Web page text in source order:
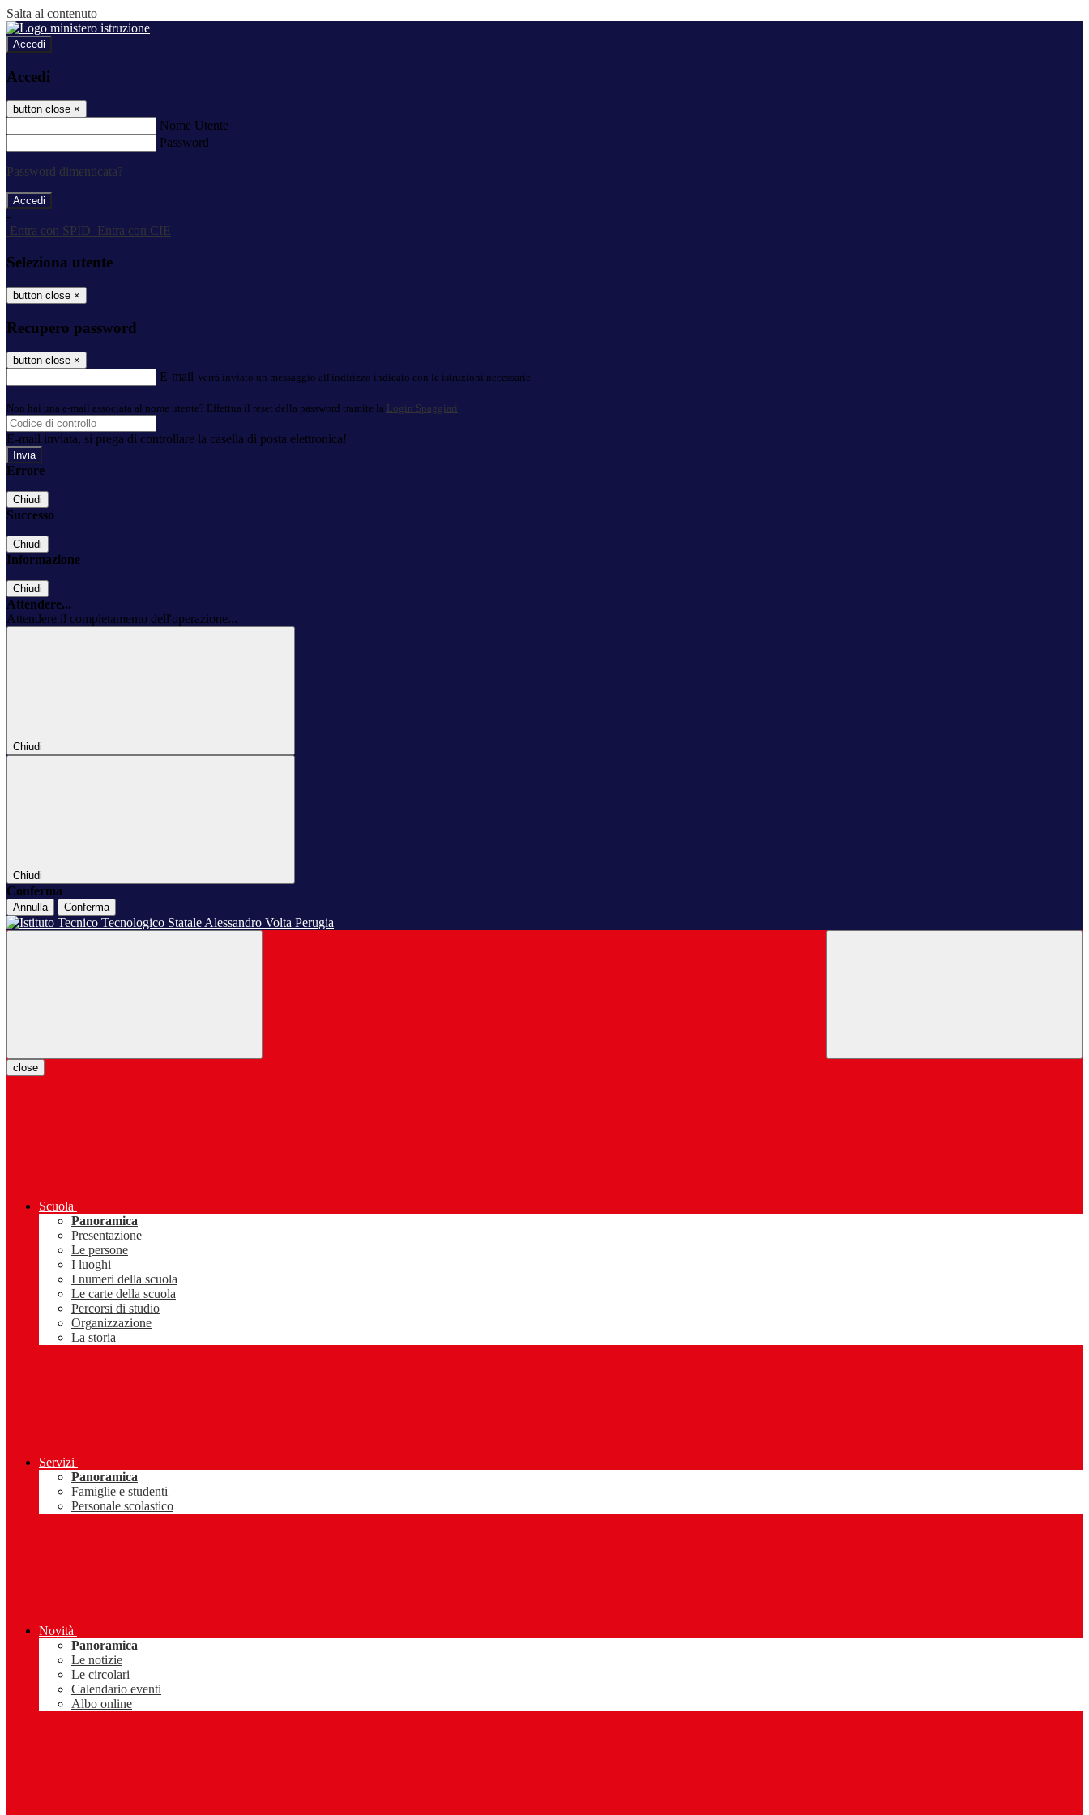
Salta al contenuto
Accedi
Accedi
button close ×
Nome Utente
Password
Password dimenticata?
-
Entra con SPID
Entra con CIE
Seleziona utente
button close ×
Recupero password
button close ×
E-mail Verrà inviato un messaggio all'indirizzo indicato con le istruzioni necessarie.
Non hai una e-mail associata al nome utente? Effettua il reset della password tramite la Login Spaggiari
E-mail inviata, si prega di controllare la casella di posta elettronica!
Errore
Chiudi
Successo
Chiudi
Informazione
Chiudi
Attendere...
Attendere il completamento dell'operazione...
Chiudi
Chiudi
Conferma
Annulla Conferma
close
Scuola
Panoramica
Presentazione
Le persone
I luoghi
I numeri della scuola
Le carte della scuola
Percorsi di studio
Organizzazione
La storia
Servizi
Panoramica
Famiglie e studenti
Personale scolastico
Novità
Panoramica
Le notizie
Le circolari
Calendario eventi
Albo online